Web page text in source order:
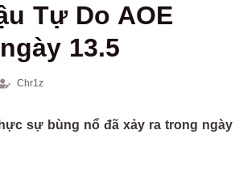
Tự Do AOE
13.5
Chr1z
sự bùng nổ đã xảy ra trong ngày